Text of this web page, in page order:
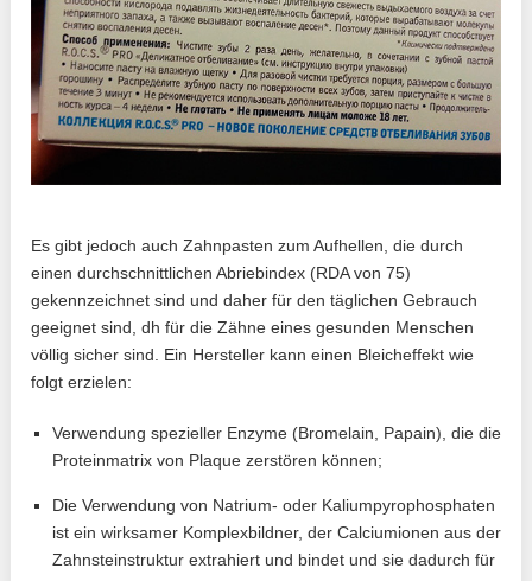
Es gibt jedoch auch Zahnpasten zum Aufhellen, die durch
einen durchschnittlichen Abriebindex (RDA von 75)
gekennzeichnet sind und daher für den täglichen Gebrauch
geeignet sind, dh für die Zähne eines gesunden Menschen
völlig sicher sind. Ein Hersteller kann einen Bleicheffekt wie
folgt erzielen:
Verwendung spezieller Enzyme (Bromelain, Papain), die die
Proteinmatrix von Plaque zerstören können;
Die Verwendung von Natrium- oder Kaliumpyrophosphaten
ist ein wirksamer Komplexbildner, der Calciumionen aus der
Zahnsteinstruktur extrahiert und bindet und sie dadurch für